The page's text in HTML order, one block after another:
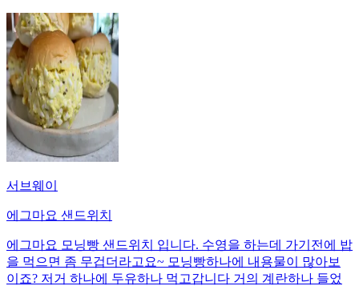
서브웨이
에그마요 샌드위치
에그마요 모닝빵 샌드위치 입니다. 수영을 하는데 가기전에 밥
을 먹으면 좀 무겁더라고요~ 모닝빵하나에 내용물이 많아보
이죠? 저거 하나에 두유하나 먹고갑니다 거의 계란하나 들었